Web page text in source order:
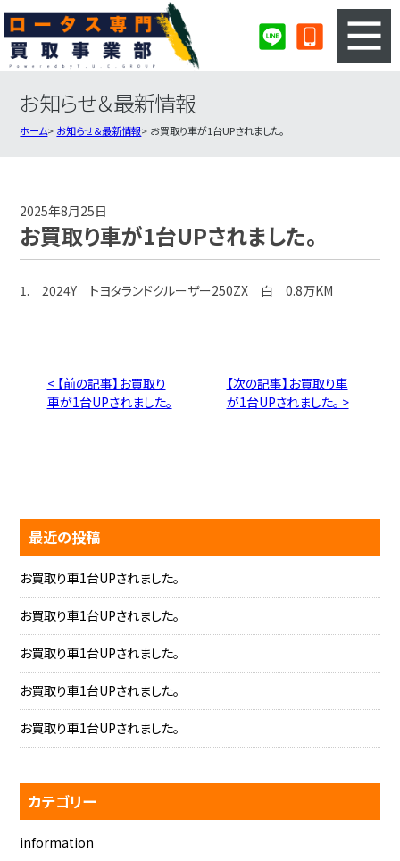
3ステップのカンタン査定
ロータス買取実績
お知らせ＆最新情報
ホーム お知らせ＆最新情報 お買取り車が1台UPされました。
2025年8月25日
お買取り車が1台UPされました。
1. 2024Y トヨタランドクルーザー250ZX 白 0.8万KM
< 【前の記事】お買取り
車が1台UPされました。
【次の記事】お買取り車
が1台UPされました。 >
最近の投稿
お買取り車1台UPされました。
お買取り車1台UPされました。
お買取り車1台UPされました。
お買取り車1台UPされました。
お買取り車1台UPされました。
カテゴリー
information